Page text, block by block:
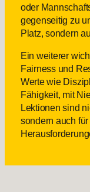
oder
gegenseitig zu
Platz, sondern
Ein weiterer
Fairness und
Werte wie
Fähigkeit, mit
Lektionen sind
sondern auch